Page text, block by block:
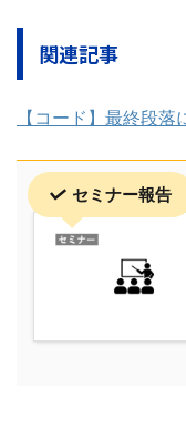
関連記事
【コード】最終段
セミナー報告